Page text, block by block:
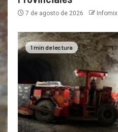
7 de agosto de 2026 Infomix
1 min de lectura